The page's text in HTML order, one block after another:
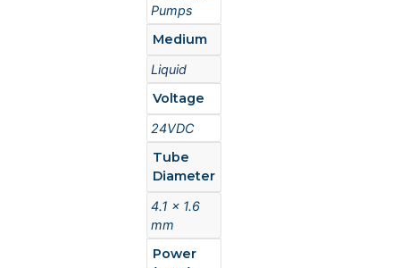
Pumps
Medium
Liquid
Voltage
24VDC
Tube
Diameter
4.1 x 1.6
mm
Power